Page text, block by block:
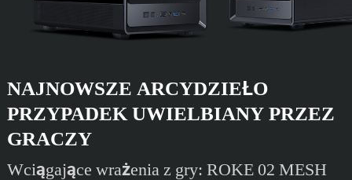
NAJNOWSZE ARCYDZIEŁO
PRZYPADEK UWIELBIANY PRZEZ
GRACZY
Wciągające wrażenia z gry: ROKE 02 MESH